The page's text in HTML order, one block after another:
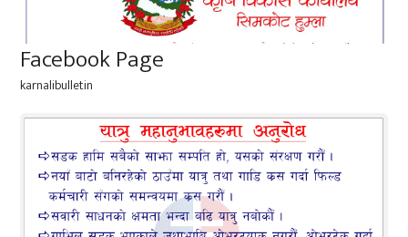
Facebook Page
karnalibulletin